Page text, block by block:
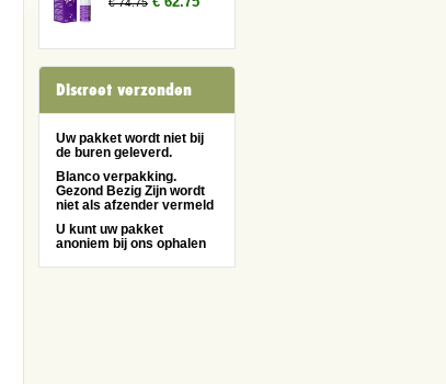
€ 74.75
Discreet verzonden
Uw pakket wordt niet bij
de buren geleverd.
Blanco verpakking.
Gezond Bezig Zijn wordt
niet als afzender vermeld
U kunt uw pakket
anoniem bij ons ophalen